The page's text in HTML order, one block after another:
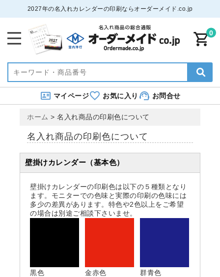
2027年の名入れカレンダーの印刷ならオーダーメイド.co.jp
0
マイページ お気に入り お問合せ
ホーム > 名入れ商品の印刷色について
名入れ商品の印刷色について
壁掛けカレンダー（基本色）
壁掛けカレンダーの印刷色は以下の５種類となり
ます。モニターでの色味と実際の印刷の色味には
多少の差異があります。特色や2色以上をご希望
の場合は別途ご相談下さいませ。
黒色 金赤色 群青色